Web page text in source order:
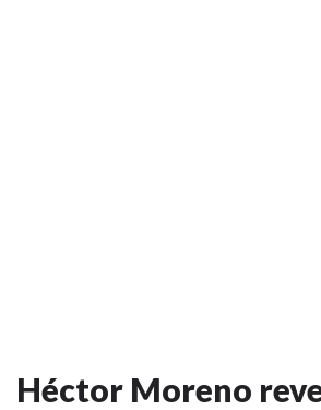
Héctor Moreno